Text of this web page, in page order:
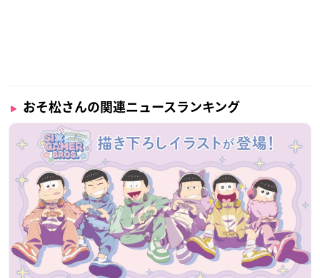
おそ松さんの関連ニュースランキング